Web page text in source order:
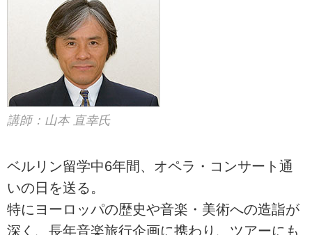
講師：山本 直幸氏
ベルリン留学中6年間、オペラ・コンサート通
いの日を送る。
特にヨーロッパの歴史や音楽・美術への造詣が
深く、長年音楽旅行企画に携わり、ツアーにも